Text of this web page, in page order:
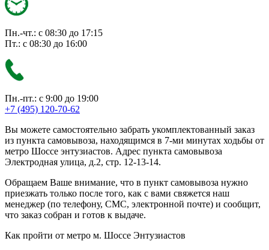
Пн.-чт.: с 08:30 до 17:15
Пт.: с 08:30 до 16:00
Пн.-пт.: с 9:00 до 19:00
+7 (495) 120-70-62
Вы можете самостоятельно забрать укомплектованный заказ
из пункта самовывоза, находящимся в 7-ми минутах ходьбы от
метро Шоссе энтузиастов. Адрес пункта самовывоза
Электродная улица, д.2, стр. 12-13-14.
Обращаем Ваше внимание, что в пункт самовывоза нужно
приезжать только после того, как с вами свяжется наш
менеджер (по телефону, СМС, электронной почте) и сообщит,
что заказ собран и готов к выдаче.
Как пройти от метро м. Шоссе Энтузиастов